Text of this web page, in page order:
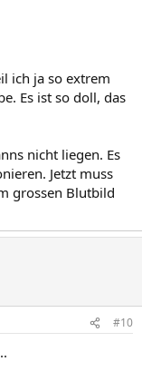
ich ja so extrem
Es ist so doll, das
nicht liegen. Es
Jetzt muss
grossen Blutbild
#10